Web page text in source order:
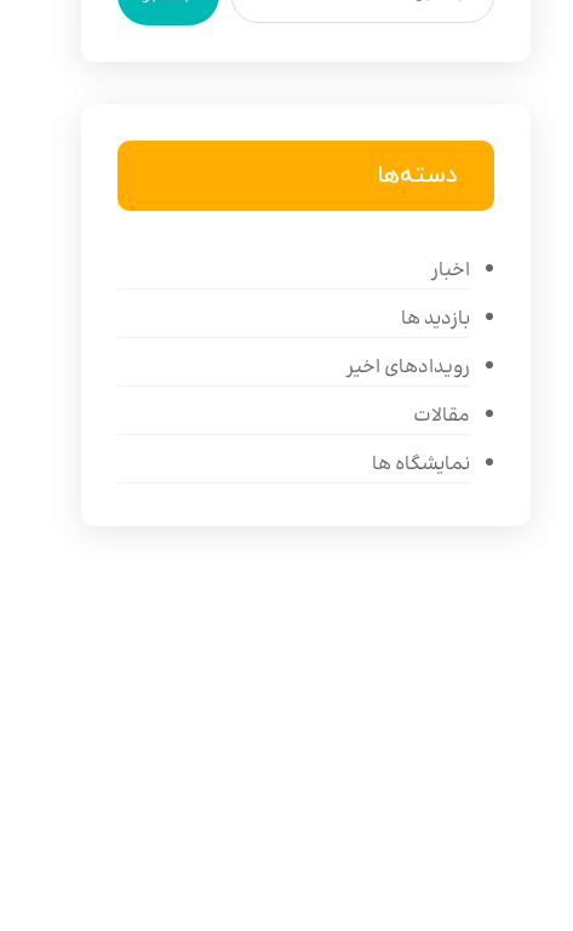
دسته‌ها
اخبار
بازدید ها
رویدادهای اخیر
مقالات
نمایشگاه ها